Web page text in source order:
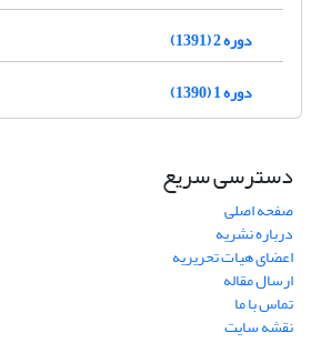
دوره 2 (1391)
دوره 1 (1390)
دسترسی سریع
صفحه اصلی
درباره نشریه
اعضای هیات تحریریه
ارسال مقاله
تماس با ما
نقشه سایت